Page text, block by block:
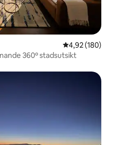
4,92 av 5 i
4,92 (180)
360º stadsutsikt